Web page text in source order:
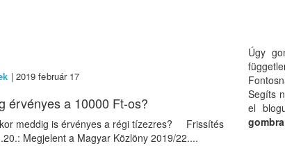
| 2019 február 17
érvényes a 10000 Ft-os?
meddig is érvényes a régi tízezres? Frissítés
Megjelent a Magyar Közlöny 2019/22....
Úgy
Segíts
el
gombra